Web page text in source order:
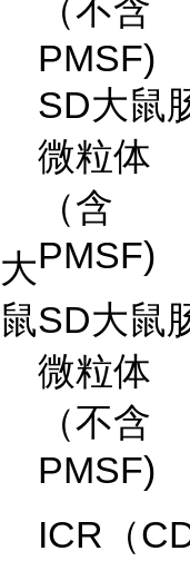
（不含
PMSF)
大
鼠
SD大鼠
微粒体
（含
PMSF)
SD大鼠
微粒体
（不含
PMSF)
ICR （